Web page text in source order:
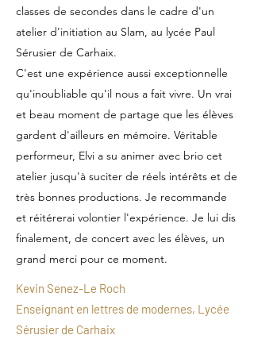
classes de secondes dans le cadre d'un
atelier d'initiation au Slam, au lycée Paul
Sérusier de Carhaix.
C'est une expérience aussi exceptionnelle
qu'inoubliable qu'il nous a fait vivre. Un vrai
et beau moment de partage que les élèves
gardent d'ailleurs en mémoire. Véritable
performeur, Elvi a su animer avec brio cet
atelier jusqu'à suciter de réels intérêts et de
très bonnes productions. Je recommande
et réitérerai volontier l'expérience. Je lui dis
finalement, de concert avec les élèves, un
grand merci pour ce moment.
Kevin Senez-Le Roch
Enseignant en lettres de modernes, Lycée
Sérusier de Carhaix